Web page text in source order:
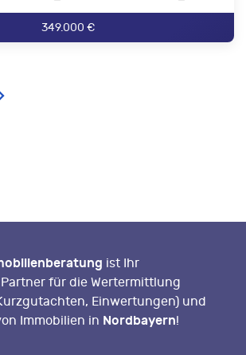
349.000 €
ist Ihr
für die Wertermittlung
Einwertungen) und
Immobilien in Nordbayern!